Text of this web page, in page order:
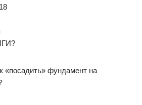
«посадить» фундамент на